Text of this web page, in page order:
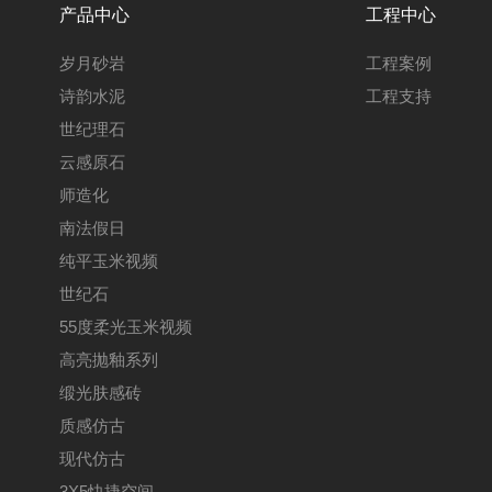
产品中心
岁月砂岩
诗韵水泥
世纪理石
云感原石
师造化
南法假日
纯平玉米视频
世纪石
55度柔光玉米视频
高亮抛釉系列
缎光肤感砖
质感仿古
现代仿古
工程中心
工程案例
工程支持